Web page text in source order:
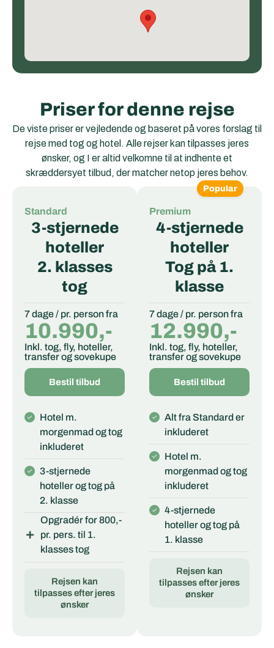
Priser for denne rejse
De viste priser er vejledende og baseret på vores forslag til
rejse med tog og hotel. Alle rejser kan tilpasses jeres
ønsker, og I er altid velkomne til at indhente et
skræddersyet tilbud, der matcher netop jeres behov.
Standard
3-stjernede
hoteller
2. klasses
tog
7 dage / pr. person fra
10.990,-
Inkl. tog, fly, hoteller,
transfer og sovekupe
Bestil tilbud
Hotel m.
morgenmad og tog
inkluderet
3-stjernede
hoteller og tog på
2. klasse
Opgradér for 800,-
pr. pers. til 1.
klasses tog
Rejsen kan
tilpasses efter jeres
ønsker
Premium
4-stjernede
hoteller
Tog på 1.
klasse
7 dage / pr. person fra
12.990,-
Inkl. tog, fly, hoteller,
transfer og sovekupe
Bestil tilbud
Alt fra Standard er
inkluderet
Hotel m.
morgenmad og tog
inkluderet
4-stjernede
hoteller og tog på
1. klasse
Rejsen kan
tilpasses efter jeres
ønsker
Popular